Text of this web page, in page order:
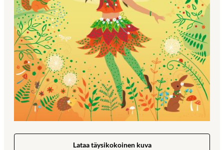
Lataa täysikokoinen kuva